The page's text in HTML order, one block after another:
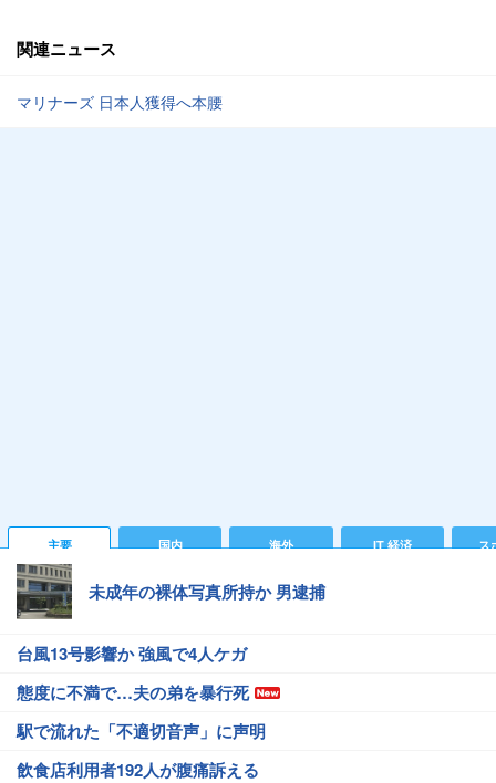
関連ニュース
マリナーズ 日本人獲得へ本腰
主要 国内 海外 IT 経済 ス
未成年の裸体写真所持か 男逮捕
台風13号影響か 強風で4人ケガ
態度に不満で…夫の弟を暴行死
駅で流れた「不適切音声」に声明
飲食店利用者192人が腹痛訴える